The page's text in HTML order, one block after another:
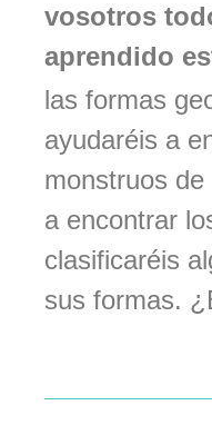
vosotros
aprendido
las formas
ayudaréis a
monstruos
a encontrar
clasificaréis
sus formas.